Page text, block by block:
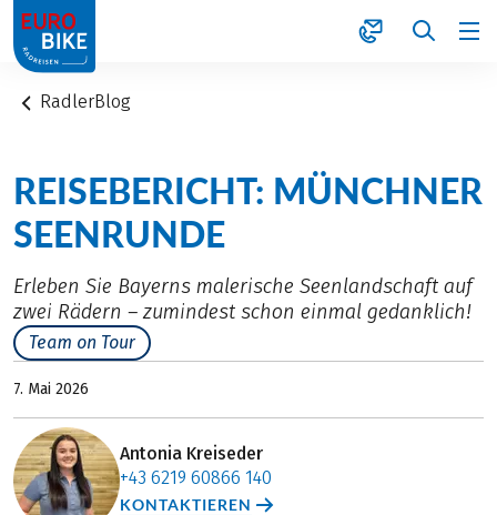
1
RadlerBlog
REISEBERICHT: MÜNCHNER
SEENRUNDE
Erleben Sie Bayerns malerische Seenlandschaft auf
zwei Rädern – zumindest schon einmal gedanklich!
Team on Tour
7. Mai 2026
Antonia Kreiseder
+43 6219 60866 140
KONTAKTIEREN